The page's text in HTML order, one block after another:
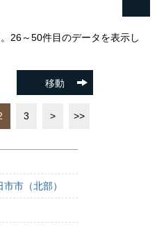
26～50件目のデータを表示し
移動
3 > >>
市（北部）